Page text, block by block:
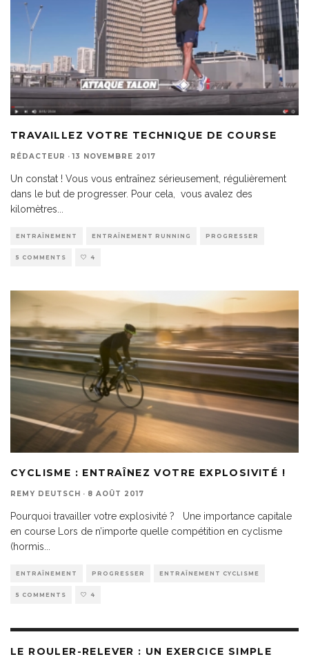
TRAVAILLEZ VOTRE TECHNIQUE DE COURSE
RÉDACTEUR · 13 NOVEMBRE 2017
Un constat ! Vous vous entraînez sérieusement, régulièrement
dans le but de progresser. Pour cela, vous avalez des
kilomètres...
ENTRAÎNEMENT ENTRAÎNEMENT RUNNING PROGRESSER
5 COMMENTS 4
CYCLISME : ENTRAÎNEZ VOTRE EXPLOSIVITÉ !
REMY DEUTSCH · 8 AOÛT 2017
Pourquoi travailler votre explosivité ? Une importance capitale
en course Lors de n’importe quelle compétition en cyclisme
(hormis...
ENTRAÎNEMENT PROGRESSER ENTRAÎNEMENT CYCLISME
5 COMMENTS 4
LE ROULER-RELEVER : UN EXERCICE SIMPLE